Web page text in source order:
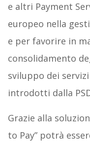
e altri Payment
europeo nella
e per favorire in
consolidamento
sviluppo dei
introdotti dalla
Grazie alla
to Pay” potrà